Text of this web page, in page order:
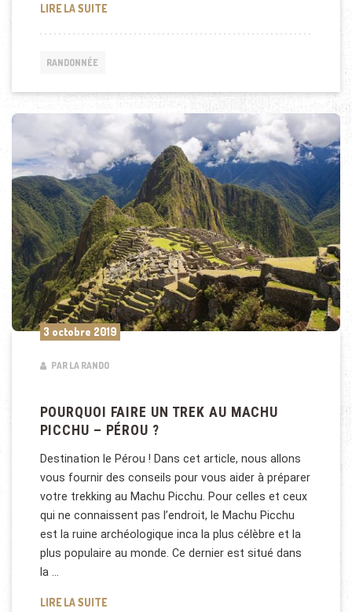
LIRE LA SUITEZOOM SUR LE TREK TONGARIRO EN NOUVELLE
RANDONNÉE
3 octobre 2019
PAR LA RANDO
POURQUOI FAIRE UN TREK AU MACHU
PICCHU – PÉROU ?
Destination le Pérou ! Dans cet article, nous allons
vous fournir des conseils pour vous aider à préparer
votre trekking au Machu Picchu. Pour celles et ceux
qui ne connaissent pas l’endroit, le Machu Picchu
est la ruine archéologique inca la plus célèbre et la
plus populaire au monde. Ce dernier est situé dans
la …
LIRE LA SUITEPOURQUOI FAIRE UN TREK AU MACHU PICCHU –